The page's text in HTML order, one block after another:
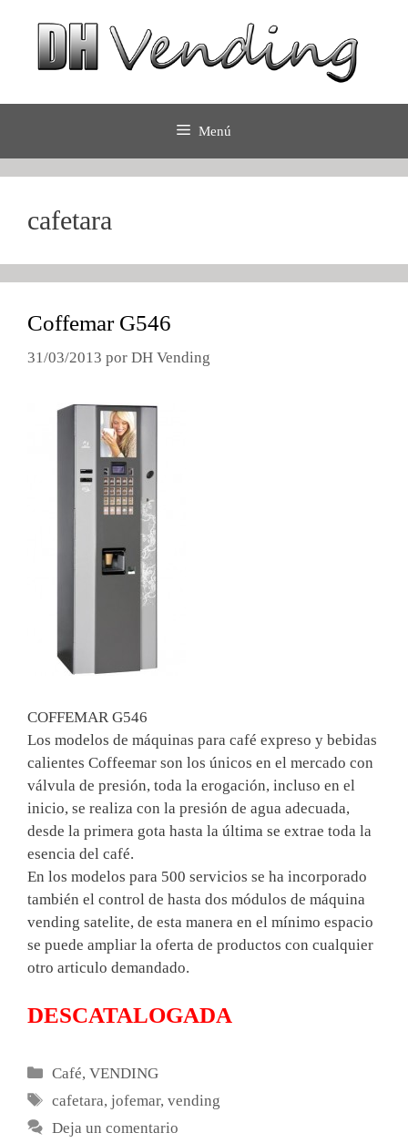
contenido
Menú
cafetara
Coffemar G546
31/03/2013 por DH Vending
COFFEMAR G546
Los modelos de máquinas para café expreso y bebidas
calientes Coffeemar son los únicos en el mercado con
válvula de presión, toda la erogación, incluso en el
inicio, se realiza con la presión de agua adecuada,
desde la primera gota hasta la última se extrae toda la
esencia del café.
En los modelos para 500 servicios se ha incorporado
también el control de hasta dos módulos de máquina
vending satelite, de esta manera en el mínimo espacio
se puede ampliar la oferta de productos con cualquier
otro articulo demandado.
DESCATALOGADA
Categorías
Café,VENDING
Etiquetas
cafetara,jofemar,vending
Deja un comentario